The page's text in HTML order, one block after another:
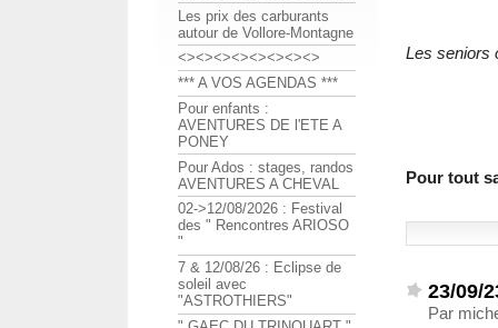
Les seniors
Pour tout
23/09/
Par
Les prix des carburants
autour de Vollore-Montagne
<><><><><><><><>
*** A VOS AGENDAS ***
Pour enfants :
AVENTURES DE l'ETE A
PONEY
Pour Ados : stages, randos
AVENTURES A CHEVAL
02->12/08/2026 : Festival
des " Rencontres ARIOSO
"
7 & 12/08/26 : Eclipse de
soleil avec
"ASTROTHIERS"